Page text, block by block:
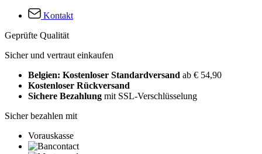
Kontakt
Geprüfte Qualität
Sicher und vertraut einkaufen
Belgien: Kostenloser Standardversand ab € 54,90
Kostenloser Rückversand
Sichere Bezahlung mit SSL-Verschlüsselung
Sicher bezahlen mit
Vorauskasse